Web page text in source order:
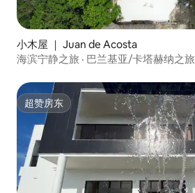
小木屋 ｜ Juan de Acosta
海滨宁静之旅 · 巴兰基亚/卡塔赫纳之旅
超赞房东
超赞房东